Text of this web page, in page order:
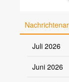
Juli 2026
Juni 2026